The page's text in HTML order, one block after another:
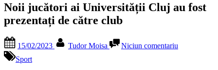
Noii jucători ai Universității Cluj au fost
prezentați de către club
on
15/02/2023 Tudor Moisa Niciun comentariuNoii
Sport